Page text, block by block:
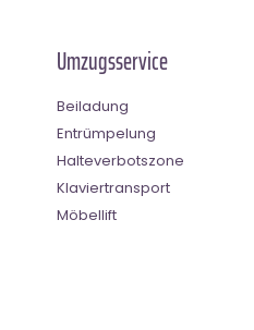
Umzugsservice
Beiladung
Entrümpelung
Halteverbotszone
Klaviertransport
Möbellift